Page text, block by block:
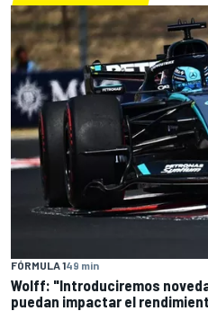
FÓRMULA 149 min
Wolff: "Introduciremos
puedan impactar el